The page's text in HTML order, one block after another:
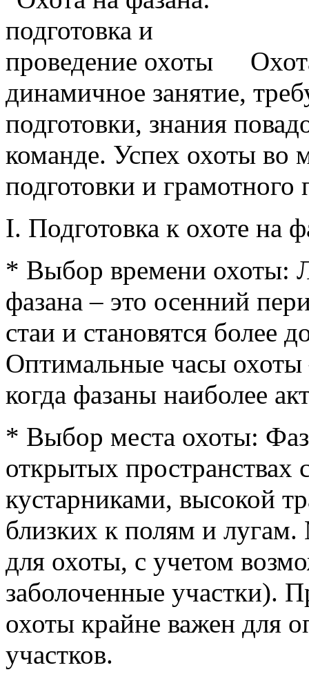
динамичное занятие,
подготовки, знания
команде. Успех охоты во
подготовки и грамотного
I. Подготовка к охоте на
* Выбор времени охоты:
фазана – это осенний
стаи и становятся более
Оптимальные часы охоты
когда фазаны наиболее
* Выбор места охоты:
открытых пространствах
кустарниками, высокой
близких к полям и
для охоты, с учетом
заболоченные участки).
охоты крайне важен для
участков.